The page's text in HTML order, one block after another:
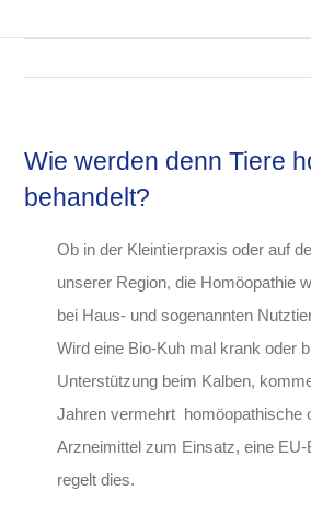
Wie werden denn Tiere
behandelt?
Ob in der Kleintierpraxis oder auf
unserer Region, die Homöopathie
bei Haus- und sogenannten
Wird eine Bio-Kuh mal krank oder
Unterstützung beim Kalben,
Jahren vermehrt homöopathische
Arzneimittel zum Einsatz, eine EU-
regelt dies.